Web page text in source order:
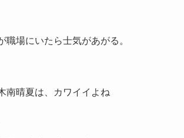
職場にいたら士気があがる。
南晴夏は、カワイイよね